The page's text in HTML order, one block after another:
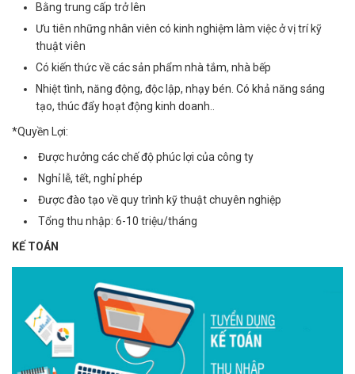
Bằng trung cấp trở lên
Ưu tiên những nhân viên có kinh nghiệm làm việc ở vị trí kỹ
thuật viên
Có kiến thức về các sản phẩm nhà tắm, nhà bếp
Nhiệt tình, năng động, độc lập, nhạy bén. Có khả năng sáng
tạo, thúc đẩy hoạt động kinh doanh..
*Quyền Lợi:
Được hưởng các chế độ phúc lợi của công ty
Nghỉ lễ, tết, nghỉ phép
Được đào tạo về quy trình kỹ thuật chuyên nghiệp
Tổng thu nhập: 6-10 triệu/tháng
KẾ TOÁN